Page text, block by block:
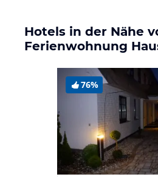
Hotels in der Nähe
Ferienwohnung
76%